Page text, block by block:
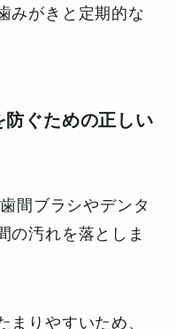
みがきと定期的な
ぐための正しい
間ブラシやデンタ
の汚れを落としま
まりやすいため、